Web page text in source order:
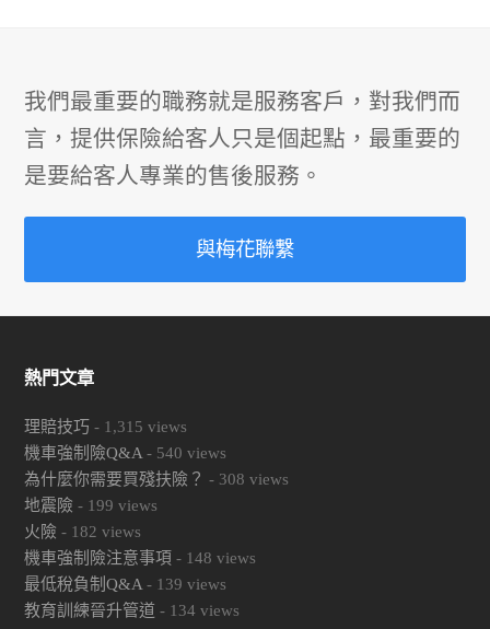
我們最重要的職務就是服務客戶，對我們而
言，提供保險給客人只是個起點，最重要的
是要給客人專業的售後服務。
與梅花聯繫
熱門文章
理賠技巧 - 1,315 views
機車強制險Q&A - 540 views
為什麼你需要買殘扶險？ - 308 views
地震險 - 199 views
火險 - 182 views
機車強制險注意事項 - 148 views
最低稅負制Q&A - 139 views
教育訓練晉升管道 - 134 views